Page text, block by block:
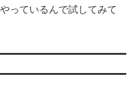
っているんで試してみて